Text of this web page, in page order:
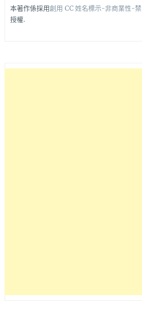
本著作係採用創用 CC 姓名標示-非商業性-
授權.